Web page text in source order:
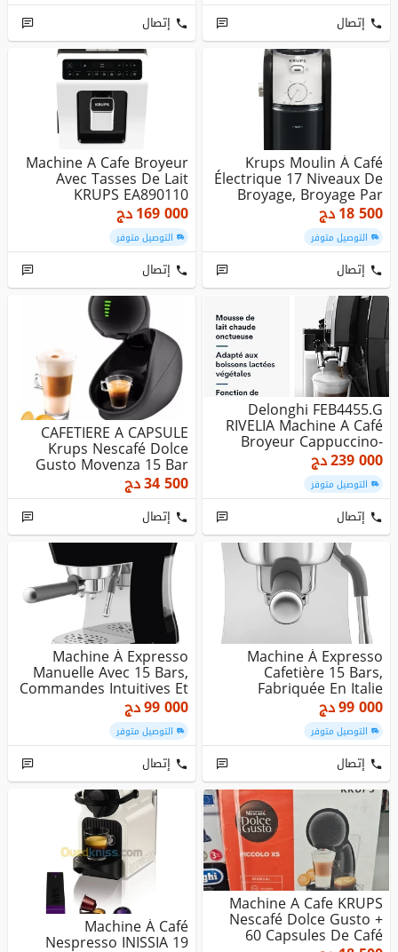
إتصال إتصال
Krups Moulin À Café
Électrique 17 Niveaux De
Broyage, Broyage Par
Meu...
18 500دج
التوصيل متوفر
إتصال
Machine A Cafe Broyeur
Avec Tasses De Lait
KRUPS EA890110
EVIDENCE - ...
169 000دج
التوصيل متوفر
إتصال
Delonghi FEB4455.G
RIVELIA Machine A Café
Broyeur Cappuccino-
Double Ré...
239 000دج
التوصيل متوفر
إتصال
CAFETIERE A CAPSULE
Krups Nescafé Dolce
Gusto Movenza 15 Bar
Noir Bros...
34 500دج
إتصال
Machine À Expresso
Cafetière 15 Bars,
Fabriquée En Italie
Design Rétro...
99 000دج
التوصيل متوفر
إتصال
Machine À Expresso
Manuelle Avec 15 Bars,
Commandes Intuitives Et
Dose...
99 000دج
التوصيل متوفر
إتصال
Machine A Cafe KRUPS
Nescafé Dolce Gusto +
60 Capsules De Café
Machine À Café
Nespresso INISSIA 19